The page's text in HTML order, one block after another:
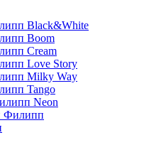
Black&White
Boom
Cream
Love Story
Milky Way
Tango
Neon
Филипп